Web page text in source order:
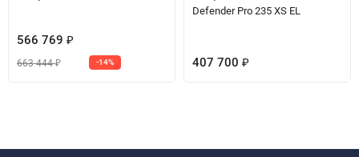
566 769 ₽
663 444₽ -14%
Defender Pro 235 XS EL
407 700 ₽